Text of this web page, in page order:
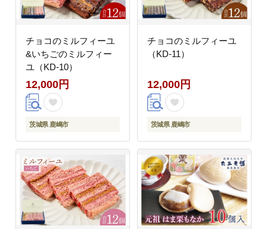
チョコのミルフィーユ
&いちごのミルフィー
ユ（KD-10）
12,000円
茨城県 鹿嶋市
チョコのミルフィーユ
（KD-11）
12,000円
茨城県 鹿嶋市